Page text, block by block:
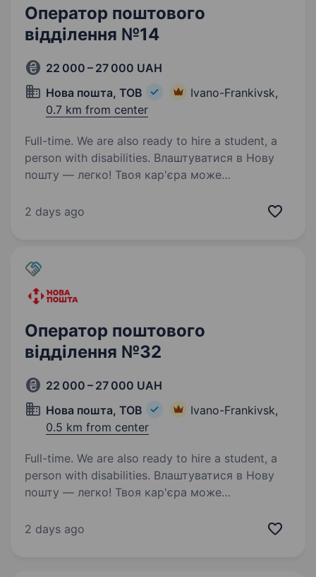
Оператор поштового
відділення №14
22 000 – 27 000 UAH
Нова пошта, ТОВ
Ivano-Frankivsk,
0.7 km from center
Full-time. We are also ready to hire a student, a
person with disabilities. Влаштуватися в Нову
пошту — легко! Твоя кар'єра може
ми в пошуку оператора поштового відділення.
2 days ago
Оператор поштового
відділення №32
22 000 – 27 000 UAH
Нова пошта, ТОВ
Ivano-Frankivsk,
0.5 km from center
Full-time. We are also ready to hire a student, a
person with disabilities. Влаштуватися в Нову
пошту — легко! Твоя кар'єра може
ми в пошуку оператора поштового відділення.
2 days ago